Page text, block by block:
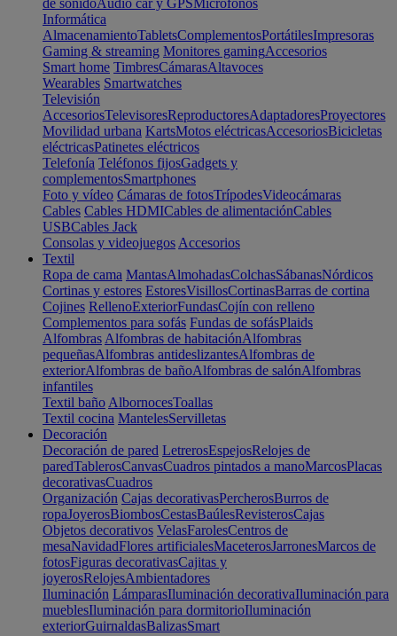
de sonidoAudio car y GPSMicrófonos
Informática
AlmacenamientoTabletsComplementosPortátilesImpresoras
Gaming & streaming Monitores gamingAccesorios
Smart home TimbresCámarasAltavoces
Wearables Smartwatches
Televisión
AccesoriosTelevisoresReproductoresAdaptadoresProyectores
Movilidad urbana KartsMotos eléctricasAccesoriosBicicletas
eléctricasPatinetes eléctricos
Telefonía Teléfonos fijosGadgets y
complementosSmartphones
Foto y vídeo Cámaras de fotosTrípodesVideocámaras
Cables Cables HDMICables de alimentaciónCables
USBCables Jack
Consolas y videojuegos Accesorios
Textil
Ropa de cama MantasAlmohadasColchasSábanasNórdicos
Cortinas y estores EstoresVisillosCortinasBarras de cortina
Cojines RellenoExteriorFundasCojín con relleno
Complementos para sofás Fundas de sofásPlaids
Alfombras Alfombras de habitaciónAlfombras
pequeñasAlfombras antideslizantesAlfombras de
exteriorAlfombras de bañoAlfombras de salónAlfombras
infantiles
Textil baño AlbornocesToallas
Textil cocina MantelesServilletas
Decoración
Decoración de pared LetrerosEspejosRelojes de
paredTablerosCanvasCuadros pintados a manoMarcosPlacas
decorativasCuadros
Organización Cajas decorativasPercherosBurros de
ropaJoyerosBiombosCestasBaúlesRevisterosCajas
Objetos decorativos VelasFarolesCentros de
mesaNavidadFlores artificialesMaceterosJarronesMarcos de
fotosFiguras decorativasCajitas y
joyerosRelojesAmbientadores
Iluminación LámparasIluminación decorativaIluminación para
mueblesIluminación para dormitorioIluminación
exteriorGuirnaldasBalizasSmart